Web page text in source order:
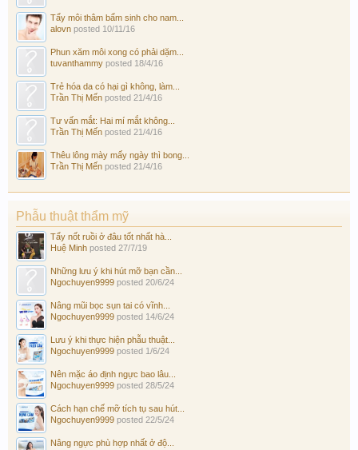
Tẩy môi thâm bẩm sinh cho nam...
alovn posted 10/11/16
Phun xăm môi xong có phải dặm...
tuvanthammy posted 18/4/16
Trẻ hóa da có hại gì không, làm...
Trần Thị Mến posted 21/4/16
Tư vấn mắt: Hai mí mắt không...
Trần Thị Mến posted 21/4/16
Thêu lông mày mấy ngày thì bong...
Trần Thị Mến posted 21/4/16
Phẫu thuật thẩm mỹ
Tẩy nốt ruồi ở đâu tốt nhất hà...
Huệ Minh posted 27/7/19
Những lưu ý khi hút mỡ bạn cần...
Ngochuyen9999 posted 20/6/24
Nâng mũi bọc sụn tai có vĩnh...
Ngochuyen9999 posted 14/6/24
Lưu ý khi thực hiện phẫu thuật...
Ngochuyen9999 posted 1/6/24
Nên mặc áo định ngực bao lâu...
Ngochuyen9999 posted 28/5/24
Cách hạn chế mỡ tích tụ sau hút...
Ngochuyen9999 posted 22/5/24
Nâng ngực phù hợp nhất ở độ...